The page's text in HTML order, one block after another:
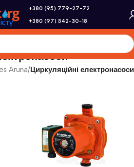
+380 (95) 779-27-72
+380 (97) 542-30-18
Aruna/Циркуляційні електронасоси